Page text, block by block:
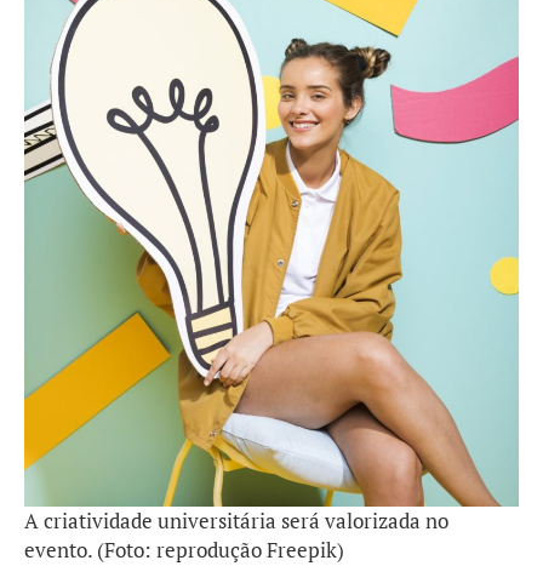
A criatividade universitária será valorizada no
evento. (Foto: reprodução Freepik)